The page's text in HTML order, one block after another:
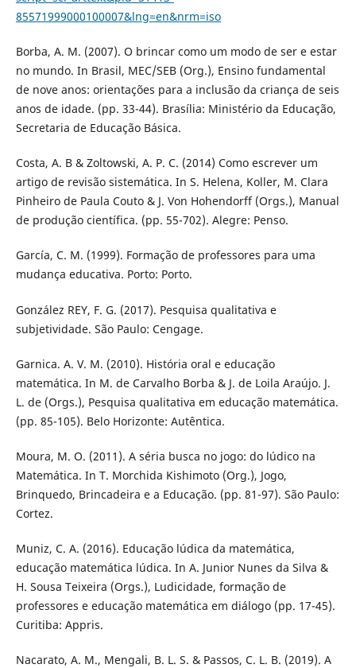
85571999000100007&lng=en&nrm=iso
Borba, A. M. (2007). O brincar como um modo de ser e estar
no mundo. In Brasil, MEC/SEB (Org.), Ensino fundamental
de nove anos: orientações para a inclusão da criança de seis
anos de idade. (pp. 33-44). Brasília: Ministério da Educação,
Secretaria de Educação Básica.
Costa, A. B & Zoltowski, A. P. C. (2014) Como escrever um
artigo de revisão sistemática. In S. Helena, Koller, M. Clara
Pinheiro de Paula Couto & J. Von Hohendorff (Orgs.), Manual
de produção científica. (pp. 55-702). Alegre: Penso.
García, C. M. (1999). Formação de professores para uma
mudança educativa. Porto: Porto.
González REY, F. G. (2017). Pesquisa qualitativa e
subjetividade. São Paulo: Cengage.
Garnica. A. V. M. (2010). História oral e educação
matemática. In M. de Carvalho Borba & J. de Loila Araújo. J.
L. de (Orgs.), Pesquisa qualitativa em educação matemática.
(pp. 85-105). Belo Horizonte: Autêntica.
Moura, M. O. (2011). A séria busca no jogo: do lúdico na
Matemática. In T. Morchida Kishimoto (Org.), Jogo,
Brinquedo, Brincadeira e a Educação. (pp. 81-97). São Paulo:
Cortez.
Muniz, C. A. (2016). Educação lúdica da matemática,
educação matemática lúdica. In A. Junior Nunes da Silva &
H. Sousa Teixeira (Orgs.), Ludicidade, formação de
professores e educação matemática em diálogo (pp. 17-45).
Curitiba: Appris.
Nacarato, A. M., Mengali, B. L. S. & Passos, C. L. B. (2019). A